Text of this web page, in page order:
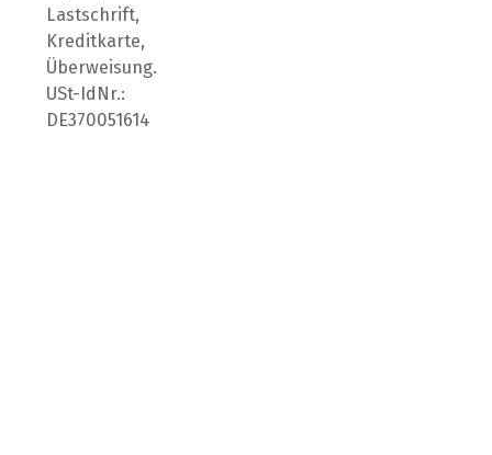
Lastschrift,
Kreditkarte,
Überweisung.
USt-IdNr.:
DE370051614